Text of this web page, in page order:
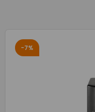
-7%